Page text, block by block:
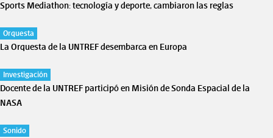
Sports Mediathon: tecnología y deporte, cambiaron las reglas
Orquesta
La Orquesta de la UNTREF desembarca en Europa
Investigación
Docente de la UNTREF participó en Misión de Sonda Espacial de la
NASA
Sonido